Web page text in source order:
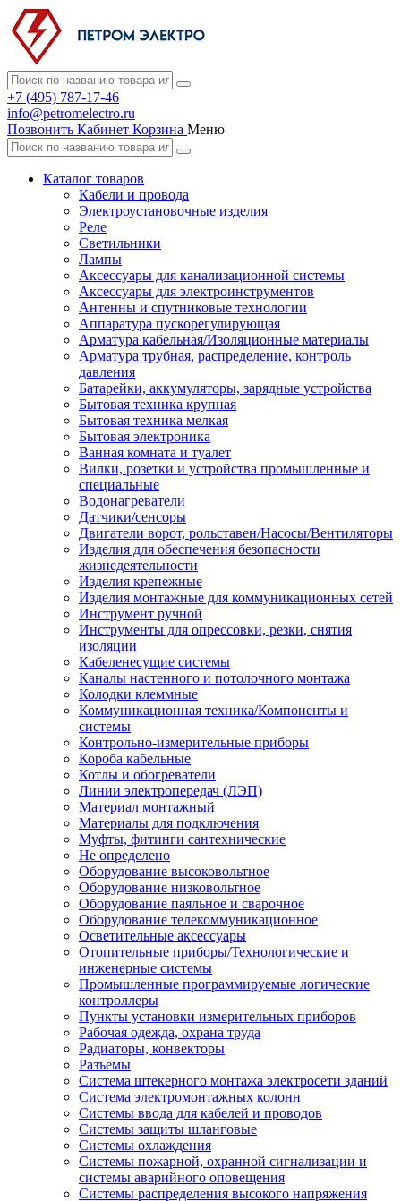
+7 (495) 787-17-46
info@petromelectro.ru
Позвонить Кабинет Корзина Меню
Каталог товаров
Кабели и провода
Электроустановочные изделия
Реле
Светильники
Лампы
Аксессуары для канализационной системы
Аксессуары для электроинструментов
Антенны и спутниковые технологии
Аппаратура пускорегулирующая
Арматура кабельная/Изоляционные материалы
Арматура трубная, распределение, контроль
давления
Батарейки, аккумуляторы, зарядные устройства
Бытовая техника крупная
Бытовая техника мелкая
Бытовая электроника
Ванная комната и туалет
Вилки, розетки и устройства промышленные и
специальные
Водонагреватели
Датчики/сенсоры
Двигатели ворот, рольставен/Насосы/Вентиляторы
Изделия для обеспечения безопасности
жизнедеятельности
Изделия крепежные
Изделия монтажные для коммуникационных сетей
Инструмент ручной
Инструменты для опрессовки, резки, снятия
изоляции
Кабеленесущие системы
Каналы настенного и потолочного монтажа
Колодки клеммные
Коммуникационная техника/Компоненты и
системы
Контрольно-измерительные приборы
Короба кабельные
Котлы и обогреватели
Линии электропередач (ЛЭП)
Материал монтажный
Материалы для подключения
Муфты, фитинги сантехнические
Не определено
Оборудование высоковольтное
Оборудование низковольтное
Оборудование паяльное и сварочное
Оборудование телекоммуникационное
Осветительные аксессуары
Отопительные приборы/Технологические и
инженерные системы
Промышленные программируемые логические
контроллеры
Пункты установки измерительных приборов
Рабочая одежда, охрана труда
Радиаторы, конвекторы
Разъемы
Система штекерного монтажа электросети зданий
Система электромонтажных колонн
Системы ввода для кабелей и проводов
Системы защиты шланговые
Системы охлаждения
Системы пожарной, охранной сигнализации и
системы аварийного оповещения
Системы распределения высокого напряжения